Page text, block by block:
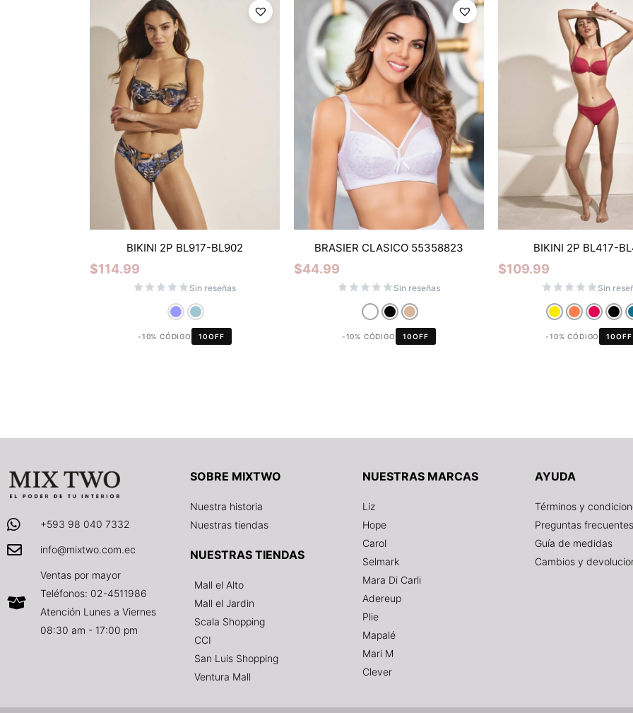
BIKINI 2P BL917-BL902
$114.99
Sin reseñas
-10% CÓDIGO 10OFF
BRASIER CLASICO 55358823
$44.99
Sin reseñas
-10% CÓDIGO 10OFF
BIKINI 2P BL417-
$109.99
Sin
-10% CÓDIGO 10OFF
+593 98 040 7332
info@mixtwo.com.ec
Ventas por mayor
Teléfonos: 02-4511986
Atención Lunes a Viernes
08:30 am - 17:00 pm
SOBRE MIXTWO
Nuestra historia
Nuestras tiendas
NUESTRAS TIENDAS
Mall el Alto
Mall el Jardin
Scala Shopping
CCI
San Luis Shopping
Ventura Mall
NUESTRAS MARCAS
Liz
Hope
Carol
Selmark
Mara Di Carli
Adereup
Plie
Mapalé
Mari M
Clever
AYUDA
Términos y
Preguntas frecuentes
Guía de medidas
Cambios y